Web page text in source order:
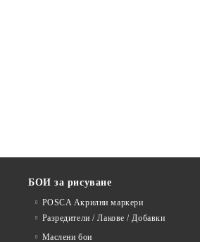
БОИ за рисуване
POSCA Акрилни маркери
Разредители / Лакове / Добавки
Маслени бои